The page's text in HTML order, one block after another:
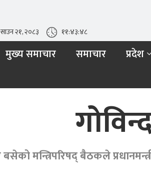
साउन २१, २०८३ ११:४३:४९
मुख्य समाचार समाचार प्रदेश
मन्त्रिपरिषद् बैठकले